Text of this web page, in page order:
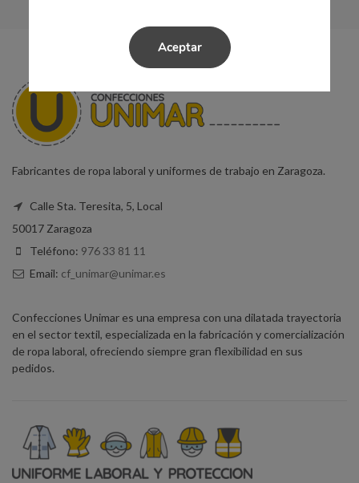
Fabricantes de ropa laboral y uniformes de trabajo en Zaragoza.
Calle Sta. Teresita, 5, Local
50017 Zaragoza
Teléfono: 976 33 81 11
Email: cf_unimar@unimar.es
Confecciones Unimar es una empresa con una dilatada trayectoria
en el sector textil, especializada en la fabricación y comercialización
de ropa laboral, ofreciendo siempre gran flexibilidad en sus
pedidos.
Aceptar